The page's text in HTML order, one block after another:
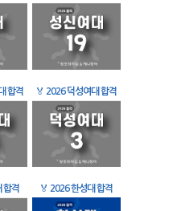
합격 🏅 2026 덕성여대 합격
합격 🏅 2026 한성대 합격